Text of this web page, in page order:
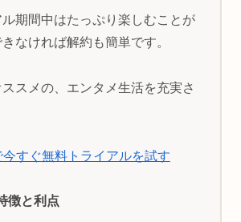
期間中はたっぷり楽しむことが
なければ解約も簡単です。
スメの、エンタメ生活を充実さ
すぐ無料トライアルを試す
徴と利点